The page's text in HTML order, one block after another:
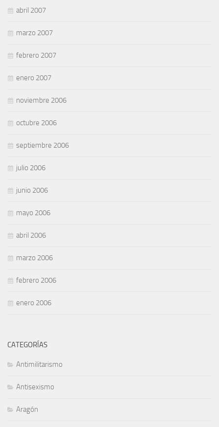
abril 2007
marzo 2007
febrero 2007
enero 2007
noviembre 2006
octubre 2006
septiembre 2006
julio 2006
junio 2006
mayo 2006
abril 2006
marzo 2006
febrero 2006
enero 2006
CATEGORÍAS
Antimilitarismo
Antisexismo
Aragón